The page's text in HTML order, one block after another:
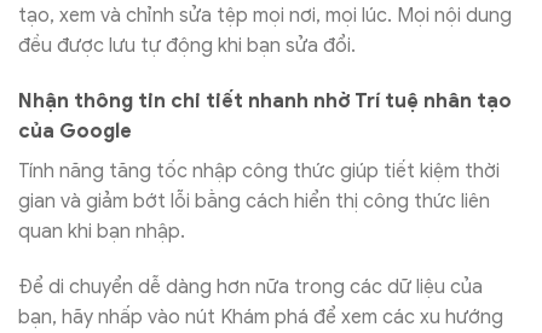
tạo, xem và chỉnh sửa tệp mọi nơi, mọi lúc. Mọi nội dung
đều được lưu tự động khi bạn sửa đổi.
Nhận thông tin chi tiết nhanh nhờ Trí tuệ nhân tạo
của Google
Tính năng tăng tốc nhập công thức giúp tiết kiệm thời
gian và giảm bớt lỗi bằng cách hiển thị công thức liên
quan khi bạn nhập.
Để di chuyển dễ dàng hơn nữa trong các dữ liệu của
bạn, hãy nhấp vào nút Khám phá để xem các xu hướng